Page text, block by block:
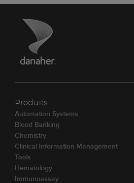
Produits
Automation Systems
Blood Banking
Chemistry
Clinical Information Management
Tools
Hematology
Immunoassay